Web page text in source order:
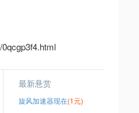
最新悬赏
旋风加速器现在(1元)